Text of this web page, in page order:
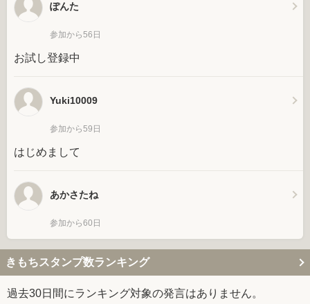
ぽんた
参加から56日
お試し登録中
Yuki10009
参加から59日
はじめまして
あかさたね
参加から60日
きもちスタンプ数ランキング
過去30日間にランキング対象の発言はありません。